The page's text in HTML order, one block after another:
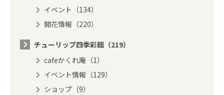
イベント（134）
開花情報（220）
チューリップ四季彩館（219）
cafeかくれ庵（1）
イベント情報（129）
ショップ（9）